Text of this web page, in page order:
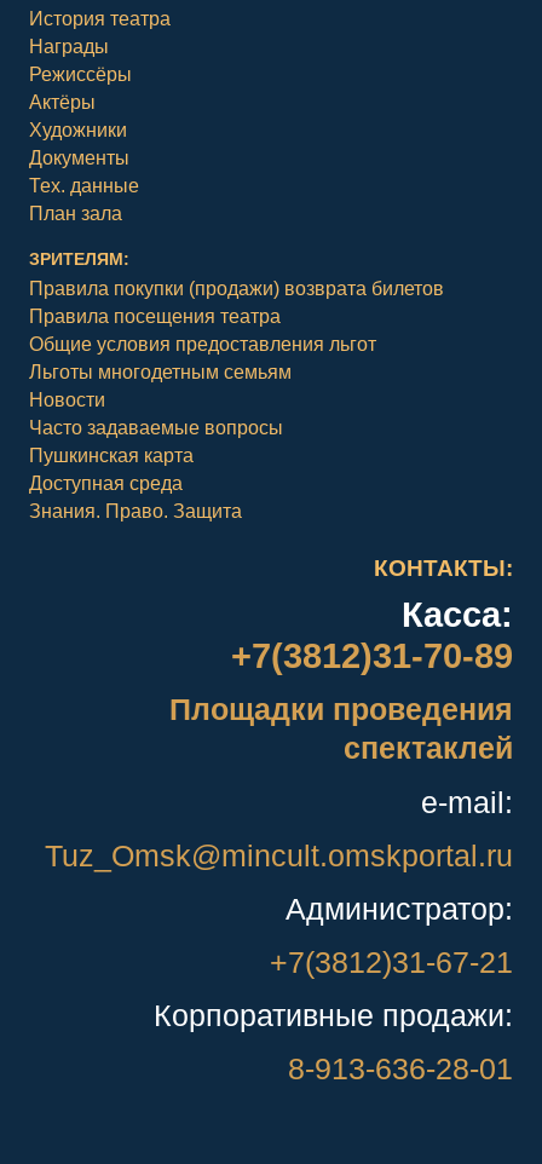
История театра
Награды
Режиссёры
Актёры
Художники
Документы
Тех. данные
План зала
ЗРИТЕЛЯМ:
Правила покупки (продажи) возврата билетов
Правила посещения театра
Общие условия предоставления льгот
Льготы многодетным семьям
Новости
Часто задаваемые вопросы
Пушкинская карта
Доступная среда
Знания. Право. Защита
КОНТАКТЫ:
Касса:
+7(3812)31-70-89
Площадки проведения
спектаклей
e-mail:
Tuz_Omsk@mincult.omskportal.ru
Администратор:
+7(3812)31-67-21
Корпоративные продажи:
8-913-636-28-01